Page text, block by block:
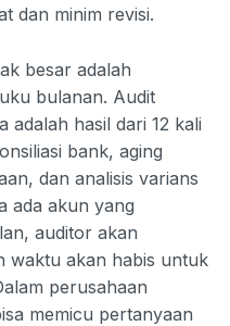
dan minim revisi.
besar adalah
bulanan. Audit
adalah hasil dari 12 kali
bank, aging
dan analisis varians
ada akun yang
auditor akan
waktu akan habis untuk
perusahaan
memicu pertanyaan